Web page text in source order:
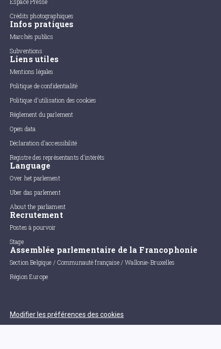
Crédits photographiques
Infos pratiques
Marchés publics
Subventions
Liens utiles
Mentions légales
Politique de confidentialité
Politique d'utilisation des cookies
Règlement du parlement
Open data
Déclaration d'accessibilité
Registre des représentants d'intérêts
Language
Over het parlement
Uber das parlement
About the parliament
Recrutement
Postes à pourvoir
Stage
Assemblée parlementaire de la Francophonie
Section Belgique / Communauté française / Wallonie-Bruxelles
Région Europe
Modifier les préférences des cookies